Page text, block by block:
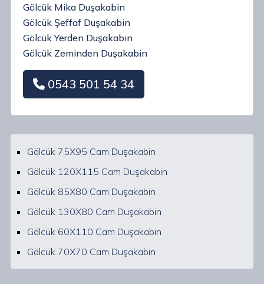
Gölcük Mika Duşakabin
Gölcük Şeffaf Duşakabin
Gölcük Yerden Duşakabin
Gölcük Zeminden Duşakabin
0543 501 54 34
Gölcük 75X95 Cam Duşakabin
Gölcük 120X115 Cam Duşakabin
Gölcük 85X80 Cam Duşakabin
Gölcük 130X80 Cam Duşakabin
Gölcük 60X110 Cam Duşakabin
Gölcük 70X70 Cam Duşakabin